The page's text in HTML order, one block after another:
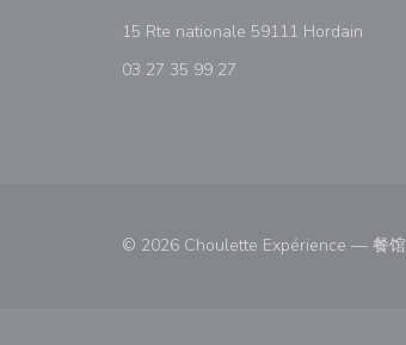
15 Rte nationale 59111 Hordain
03 27 35 99 27
© 2026 Choulette Expérience — 餐